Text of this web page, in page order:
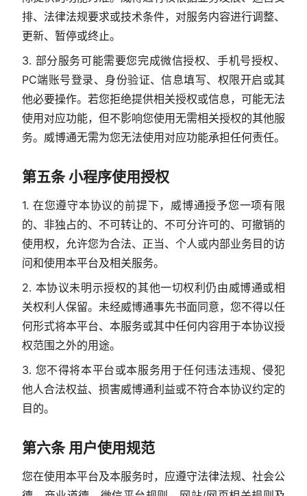
排、法律法规要求或技术条件，对服务内容进行调整、
更新、暂停或终止。
3. 部分服务可能需要您完成微信授权、手机号授权、
PC端账号登录、身份验证、信息填写、权限开启或其
他必要操作。若您拒绝提供相关授权或信息，可能无法
使用对应功能，但不影响您使用无需相关授权的其他服
务。威博通无需为您无法使用对应功能承担任何责任。
第五条 小程序使用授权
1. 在您遵守本协议的前提下，威博通授予您一项有限
的、非独占的、不可转让的、不可分许可的、可撤销的
使用权，允许您为合法、正当、个人或内部业务目的访
问和使用本平台及相关服务。
2. 本协议未明示授权的其他一切权利仍由威博通或相
关权利人保留。未经威博通事先书面同意，您不得以任
何形式将本平台、本服务或其中任何内容用于本协议授
权范围之外的用途。
3. 您不得将本平台或本服务用于任何违法违规、侵犯
他人合法权益、损害威博通利益或不符合本协议约定的
目的。
第六条 用户使用规范
您在使用本平台及本服务时，应遵守法律法规、社会公